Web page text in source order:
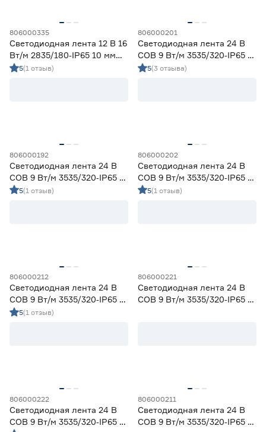
806000335
Светодиодная лента 12 В 16
Вт/м 2835/180‑IP65 10 мм
холодный 5 м Geniled
5(1 отзыв)
806000201
Светодиодная лента 24 В
COB 9 Вт/м 3535/320‑IP65 5
мм дневной 5 м Geniled
5(3 отзыва)
806000192
Светодиодная лента 24 В
COB 9 Вт/м 3535/320‑IP65 5
мм теплый 5 м Geniled
5(1 отзыв)
806000202
Светодиодная лента 24 В
COB 9 Вт/м 3535/320‑IP65 5
мм холодный 5 м Geniled
5(1 отзыв)
806000212
Светодиодная лента 24 В
COB 9 Вт/м 3535/320‑IP65 5
мм зеленый 5 м Geniled
5(1 отзыв)
806000221
Светодиодная лента 24 В
COB 9 Вт/м 3535/320‑IP65 5
806000222
Светодиодная лента 24 В
COB 9 Вт/м 3535/320‑IP65 5
806000211
Светодиодная лента 24 В
COB 9 Вт/м 3535/320‑IP65 5